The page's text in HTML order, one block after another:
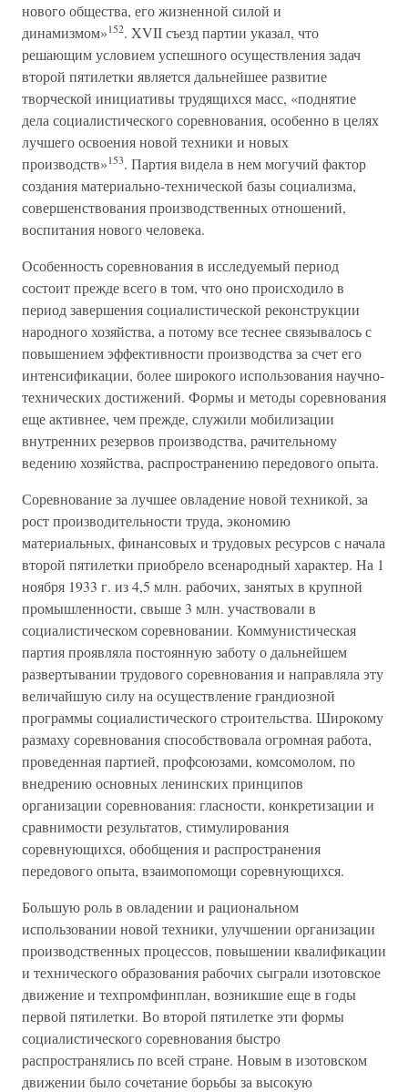
нового общества, его жизненной силой и
динамизмом»152. XVII съезд партии указал, что
решающим условием успешного осуществления задач
второй пятилетки является дальнейшее развитие
творческой инициативы трудящихся масс, «поднятие
дела социалистического соревнования, особенно в целях
лучшего освоения новой техники и новых
производств»153. Партия видела в нем могучий фактор
создания материально-технической базы социализма,
совершенствования производственных отношений,
воспитания нового человека.
Особенность соревнования в исследуемый период
состоит прежде всего в том, что оно происходило в
период завершения социалистической реконструкции
народного хозяйства, а потому все теснее связывалось с
повышением эффективности производства за счет его
интенсификации, более широкого использования научно-
технических достижений. Формы и методы соревнования
еще активнее, чем прежде, служили мобилизации
внутренних резервов производства, рачительному
ведению хозяйства, распространению передового опыта.
Соревнование за лучшее овладение новой техникой, за
рост производительности труда, экономию
материальных, финансовых и трудовых ресурсов с начала
второй пятилетки приобрело всенародный характер. На 1
ноября 1933 г. из 4,5 млн. рабочих, занятых в крупной
промышленности, свыше 3 млн. участвовали в
социалистическом соревновании. Коммунистическая
партия проявляла постоянную заботу о дальнейшем
развертывании трудового соревнования и направляла эту
величайшую силу на осуществление грандиозной
программы социалистического строительства. Широкому
размаху соревнования способствовала огромная работа,
проведенная партией, профсоюзами, комсомолом, по
внедрению основных ленинских принципов
организации соревнования: гласности, конкретизации и
сравнимости результатов, стимулирования
соревнующихся, обобщения и распространения
передового опыта, взаимопомощи соревнующихся.
Большую роль в овладении и рациональном
использовании новой техники, улучшении организации
производственных процессов, повышении квалификации
и технического образования рабочих сыграли изотовское
движение и техпромфинплан, возникшие еще в годы
первой пятилетки. Во второй пятилетке эти формы
социалистического соревнования быстро
распространялись по всей стране. Новым в изотовском
движении было сочетание борьбы за высокую